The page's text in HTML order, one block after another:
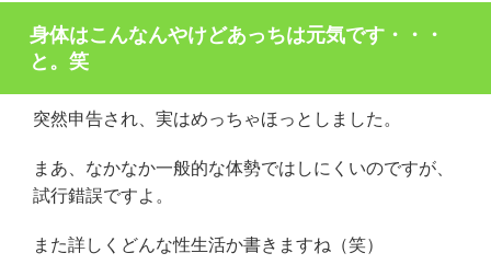
身体はこんなんやけどあっちは元気です・・・
と。笑
突然申告され、実はめっちゃほっとしました。
まあ、なかなか一般的な体勢ではしにくいのですが、
試行錯誤ですよ。
また詳しくどんな性生活か書きますね（笑）